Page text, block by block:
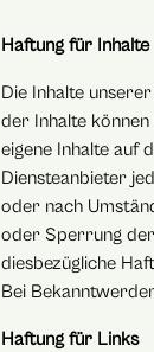
Haftung für Inhalte
Die Inhalte
der Inhalte
eigene Inhalte auf
Diensteanbieter
oder nach
oder Sperrung der
diesbezügliche
Bei
Haftung für Links